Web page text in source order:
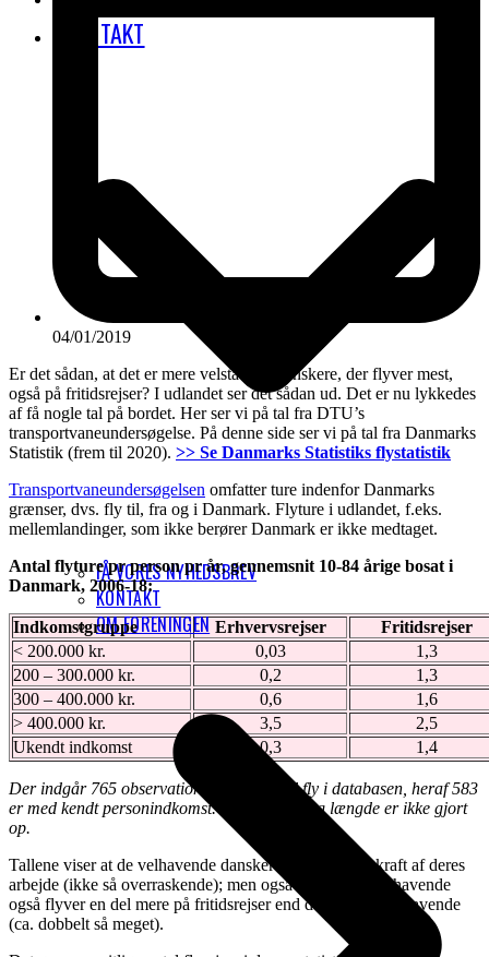
KONTAKT
FÅ VORES NYHEDSBREV
KONTAKT
OM FORENINGEN
04/01/2019
Er det sådan, at det er mere velstående danskere, der flyver mest,
også på fritidsrejser? I udlandet ser det sådan ud. Det er nu lykkedes
af få nogle tal på bordet. Her ser vi på tal fra DTU’s
transportvaneundersøgelse. På denne side ser vi på tal fra Danmarks
Statistik (frem til 2020). >> Se Danmarks Statistiks flystatistik
Transportvaneundersøgelsen omfatter ture indenfor Danmarks
grænser, dvs. fly til, fra og i Danmark. Flyture i udlandet, f.eks.
mellemlandinger, som ikke berører Danmark er ikke medtaget.
Antal flyture pr person pr år, gennemsnit 10-84 årige bosat i
Danmark, 2006-18:
Indkomstgruppe Erhvervsrejser
Fritidsrejser
< 200.000 kr.
0,03
1,3
200 – 300.000 kr.
0,2
1,3
300 – 400.000 kr.
0,6
1,6
> 400.000 kr.
3,5
2,5
Ukendt indkomst
0,3 1,4
Der indgår 765 observationer af ture med fly i databasen, heraf 583
er med kendt personindkomst. Rejsens pris og længde er ikke gjort
op.
Tallene viser at de velhavende danskere flyver mest i kraft af deres
arbejde (ikke så overraskende); men også at de mere velhavende
også flyver en del mere på fritidsrejser end de knap så velhavende
(ca. dobbelt så meget).